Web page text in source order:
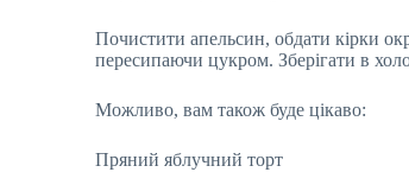
Почистити апельсин, обдати кірки
пересипаючи цукром. Зберігати в
Можливо, вам також буде цікаво:
Пряний яблучний торт